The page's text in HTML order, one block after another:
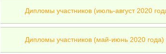
Дипломы участников (июль-август 2020
Дипломы участников (май-июнь 2020 года)